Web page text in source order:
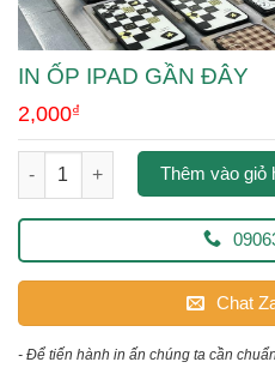
IN ỐP IPAD GẦN ĐÂY
2,000₫
in ốp ipad gần đây số lượng
Thêm vào giỏ
Chat
- Để tiến hành in ấn chúng ta cần